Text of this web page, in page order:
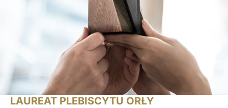
LAUREAT PLEBISCYTU ORŁY